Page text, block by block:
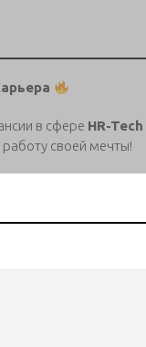
в сфере HR-Tech
своей мечты!